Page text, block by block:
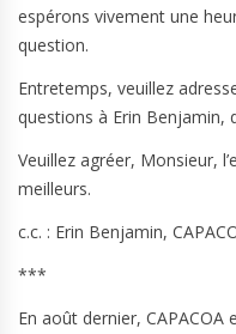
espérons vivement une
question.
Entretemps, veuillez
questions à Erin Benjamin,
Veuillez agréer, Monsieur,
meilleurs.
c.c. : Erin Benjamin,
***
En août dernier,